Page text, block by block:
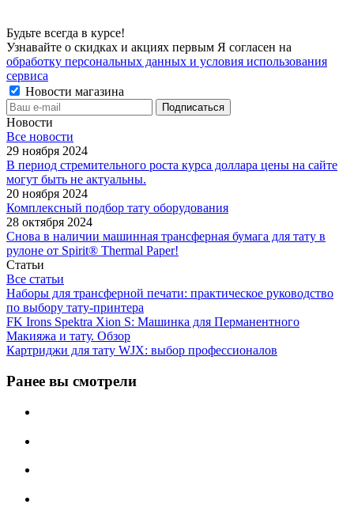
Будьте всегда в курсе!
Узнавайте о скидках и акциях первым Я согласен на
обработку персональных данных и условия использования
сервиса
Новости магазина
Новости
Все новости
29 ноября 2024
В период стремительного роста курса доллара цены на сайте
могут быть не актуальны.
20 ноября 2024
Комплексный подбор тату оборудования
28 октября 2024
Снова в наличии машинная трансферная бумага для тату в
рулоне от Spirit® Thermal Paper!
Статьи
Все статьи
Наборы для трансферной печати: практическое руководство
по выбору тату‑принтера
FK Irons Spektra Xion S: Машинка для Перманентного
Макияжа и тату. Обзор
Картриджи для тату WJX: выбор профессионалов
Ранее вы смотрели